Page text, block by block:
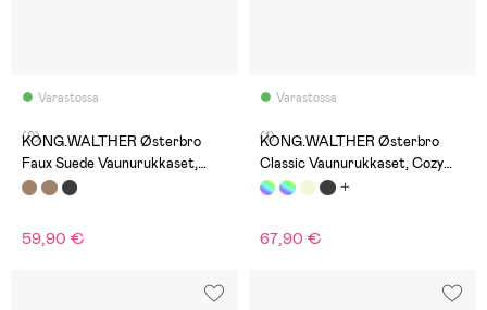
Varastossa
(0)
KONG.WALTHER Østerbro
Faux Suede Vaunurukkaset,
Brown
59,90 €
Varastossa
(1)
KONG.WALTHER Østerbro
Classic Vaunurukkaset, Cozy
Cow
67,90 €